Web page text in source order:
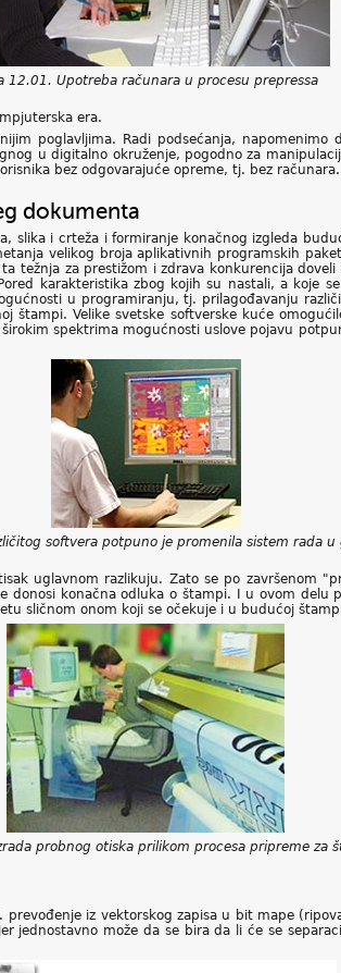
12.01. Upotreba računara u procesu prepressa
era.
poglavljima. Radi podsećanja, napomenimo
u digitalno okruženje, pogodno za
bez odgovarajuće opreme, tj. bez računara.
dokumenta
slika i crteža i formiranje konačnog izgleda
velikog broja aplikativnih programskih
težnja za prestižom i zdrava konkurencija
karakteristika zbog kojih su nastali, a koje
u programiranju, tj. prilagođavanju
Velike svetske softverske kuće
širokim spektrima mogućnosti uslove pojavu
softvera potpuno je promenila sistem rada
uglavnom razlikuju. Zato se po završenom
konačna odluka o štampi. I u ovom delu
sličnom onom koji se očekuje i u budućoj
probnog otiska prilikom procesa pripreme za
iz vektorskog zapisa u bit mape
jednostavno može da se bira da li će se